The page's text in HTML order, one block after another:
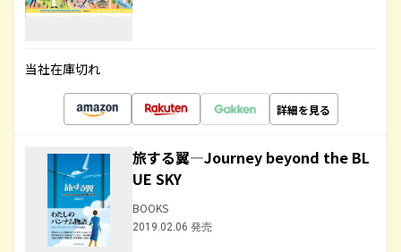
当社在庫切れ
詳細を見る
旅する翼―Journey beyond the BL
UE SKY
BOOKS
2019.02.06 発売